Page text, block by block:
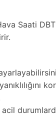
Saati